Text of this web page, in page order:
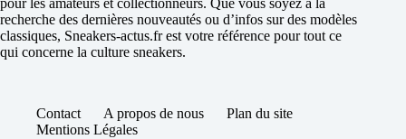
pour les amateurs et collectionneurs. Que vous soyez à la
recherche des dernières nouveautés ou d’infos sur des modèles
classiques, Sneakers-actus.fr est votre référence pour tout ce
qui concerne la culture sneakers.
Contact A propos de nous
Plan du site
Mentions Légales